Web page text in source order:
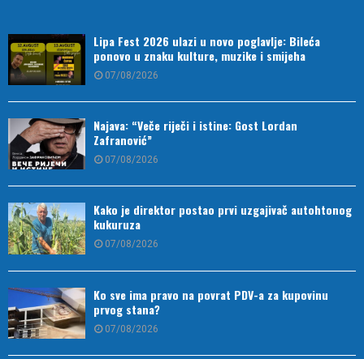
Lipa Fest 2026 ulazi u novo poglavlje: Bileća
ponovo u znaku kulture, muzike i smijeha
07/08/2026
Najava: “Veče riječi i istine: Gost Lordan
Zafranović”
07/08/2026
Kako je direktor postao prvi uzgajivač autohtonog
kukuruza
07/08/2026
Ko sve ima pravo na povrat PDV-a za kupovinu
prvog stana?
07/08/2026